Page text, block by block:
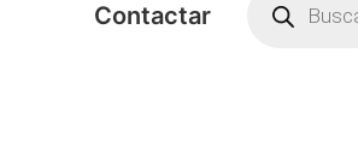
Contactar